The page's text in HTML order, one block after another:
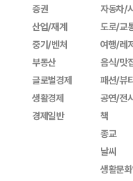
증권
산업/재계
중기/벤처
부동산
글로벌경제
생활경제
경제일반
자동차/
도로/교
여행/레
음식/맛
패션/뷰
공연/전
책
종교
날씨
생활문